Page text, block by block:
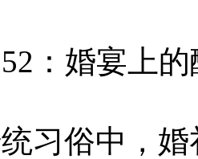
：婚宴上
习俗中，